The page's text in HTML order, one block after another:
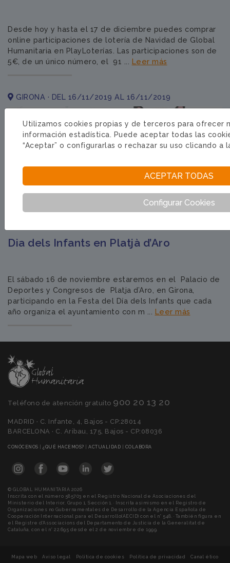
Desde hoy y hasta el 17 de diciembre puedes comprar
online participaciones de lotería de Navidad de Global
Humanitaria en PlayLoterías. Las participaciones son de
5€, de un único número, el 91 ... Leer más
GIRONA · DEL 16/11/2019 AL 16/11/2019
Dia dels Infants en Platjà d’Aro
El sábado 16 de noviembre estaremos en el Palacio de
Deportes y Congresos de Platja d’Aro, en Girona,
participando en la Festa del Día dels Infants que cada
año organiza el ayuntamiento con m ... Leer más
Teléfono de atención gratuíto 900 20 13 20
MADRID · C. Infante, 4, Bajos - CP:28014
BARCELONA · C. Aribau, 175, Bajos - CP:08036
CONÓCENOS (CURRENT)
¿QUÉ HACEMOS? (CURRENT)
ACTUALIDAD (CURRENT)
COLABORA(CURRENT)
© GLOBAL HUMANITARIA 2026
Inscrita con el número 585703 en el Registro Nacional de Asociaciones del
Ministerio del Interior, Grupo 1, Sección 1. · Inscrita asimismo en el Registro de
Organizaciones no Gubernamentales de Desarrollo de la Agencia Española de
Cooperación Internacional para el Desarrollo(AECID) con el n° 548. · También figura en
el Registre d'Associacions del Departamento de Justicia de la Generalitat de
Cataluña, con el n° 22.695 desde el 2 de noviembre de 1999.
Mapa web Aviso legal Política de cookies Política de privacidad Canal ético
Utilizamos cookies propias y de terceros para ofrecer
información estadística. Puede aceptar todas las
“Aceptar” o configurarlas o rechazar su uso clicando a
ACEPTAR TODAS
Configurar Cookies